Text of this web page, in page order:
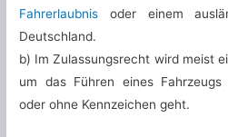
Fahrerlaubnis oder einem
Deutschland.
b) Im Zulassungsrecht wird meist
um das Führen eines Fahrzeugs
oder ohne Kennzeichen geht.